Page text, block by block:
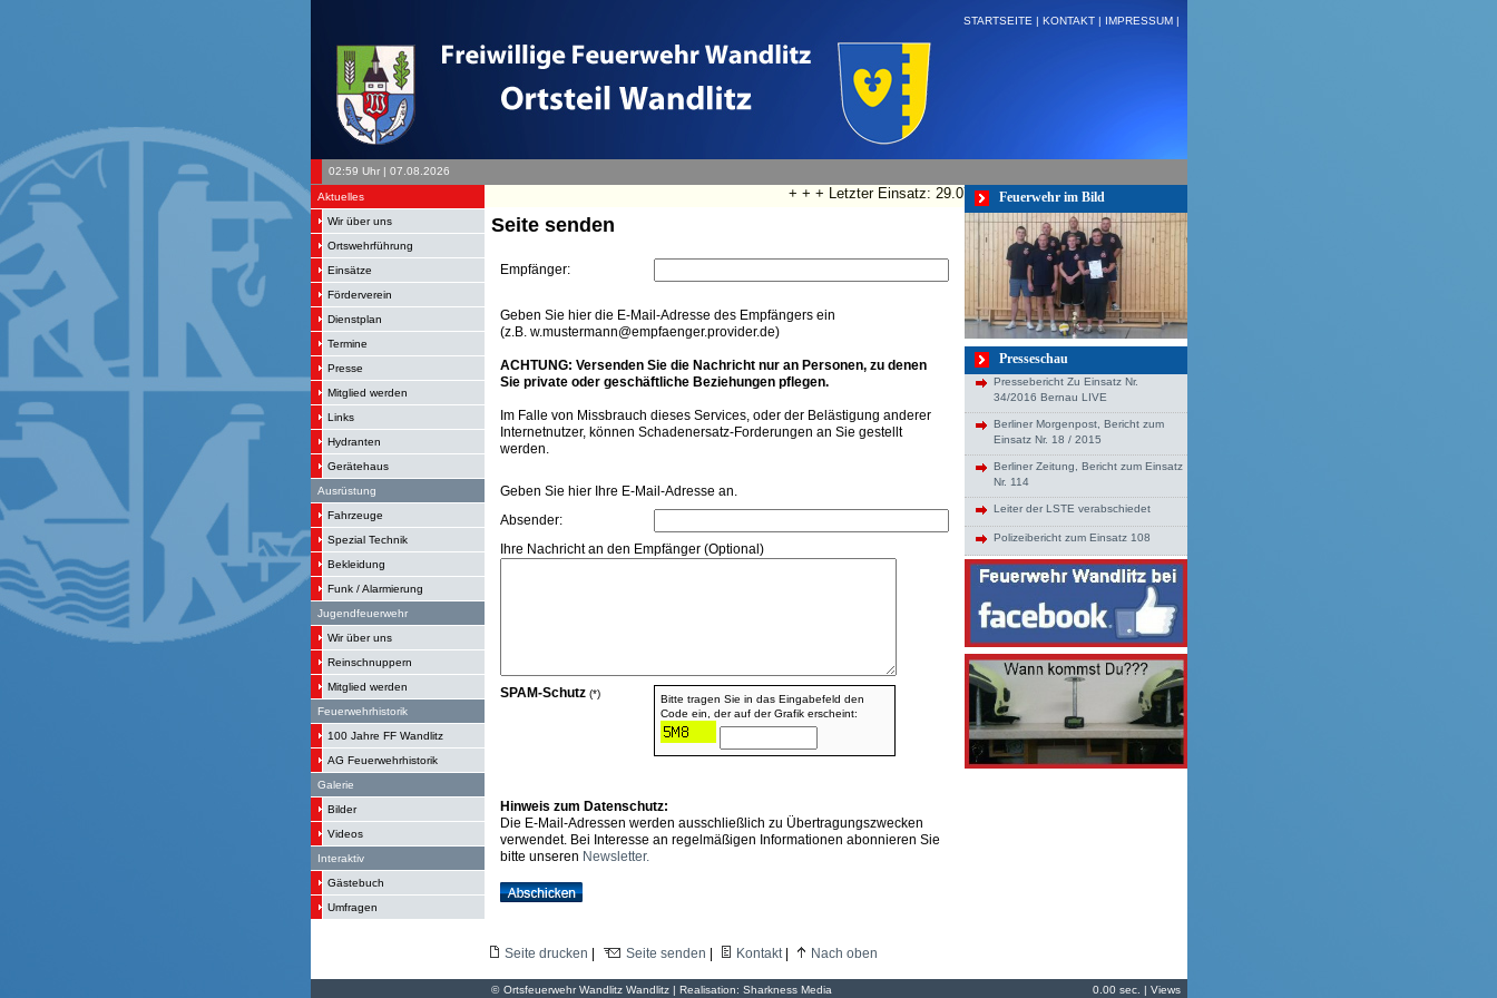
STARTSEITE | KONTAKT | IMPRESSUM |
02:59 Uhr | 07.08.2026
Aktuelles
Wir über uns
Ortswehrführung
Einsätze
Förderverein
Dienstplan
Termine
Presse
Mitglied werden
Links
Hydranten
Gerätehaus
Ausrüstung
Fahrzeuge
Spezial Technik
Bekleidung
Funk / Alarmierung
Jugendfeuerwehr
Wir über uns
Reinschnuppern
Mitglied werden
Feuerwehrhistorik
100 Jahre FF Wandlitz
AG Feuerwehrhistorik
Galerie
Bilder
Videos
Interaktiv
Gästebuch
Umfragen
+ + + Letzter Einsatz: 29.07.2026 H:VU Klemm, Stolzenhagen + + +
Seite senden
Empfänger:
Geben Sie hier die E-Mail-Adresse des Empfängers ein
(z.B. w.mustermann@empfaenger.provider.de)
ACHTUNG: Versenden Sie die Nachricht nur an Personen, zu denen
Sie private oder geschäftliche Beziehungen pflegen.
Im Falle von Missbrauch dieses Services, oder der Belästigung anderer
Internetnutzer, können Schadenersatz-Forderungen an Sie gestellt
werden.
Geben Sie hier Ihre E-Mail-Adresse an.
Absender:
Ihre Nachricht an den Empfänger (Optional)
SPAM-Schutz (*)
Bitte tragen Sie in das Eingabefeld den
Code ein, der auf der Grafik erscheint:
Hinweis zum Datenschutz:
Die E-Mail-Adressen werden ausschließlich zu Übertragungszwecken
verwendet. Bei Interesse an regelmäßigen Informationen abonnieren Sie
bitte unseren Newsletter.
Feuerwehr im Bild
Presseschau
Pressebericht Zu Einsatz Nr.
34/2016 Bernau LIVE
Berliner Morgenpost, Bericht zum
Einsatz Nr. 18 / 2015
Berliner Zeitung, Bericht zum Einsatz
Nr. 114
Leiter der LSTE verabschiedet
Polizeibericht zum Einsatz 108
Seite drucken Seite senden Kontakt| Nach oben
© Ortsfeuerwehr Wandlitz Wandlitz | Realisation: Sharkness Media 0.00 sec. | Views